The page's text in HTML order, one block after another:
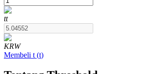
USDT Berjangka
Kontrak berjangka menggunakan
tt
KRW
Membeli t (t)